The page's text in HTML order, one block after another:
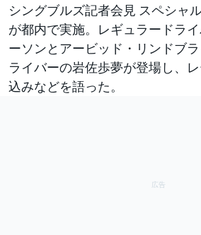
シングブルズ記者会見 スペシャ
が都内で実施。レギュラードラ
ーソンとアービッド・リンドブ
ライバーの岩佐歩夢が登場し、
込みなどを語った。